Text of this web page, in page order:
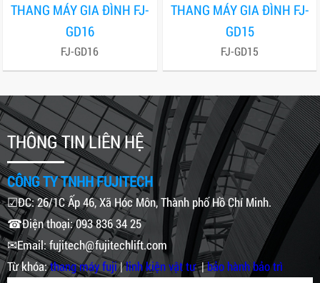
THANG MÁY GIA ĐÌNH FJ-
GD16
FJ-GD16
THANG MÁY GIA ĐÌNH FJ-
GD15
FJ-GD15
THÔNG TIN LIÊN HỆ
CÔNG TY TNHH FUJITECH
☑ĐC: 26/1C Ấp 46, Xã Hóc Môn, Thành phố Hồ Chí Minh.
☎Điện thoại: 093 836 34 25
✉Email: fujitech@fujitechlift.com
Từ khóa:thang máy fuji|linh kiện vật tư|bảo hành bảo trì